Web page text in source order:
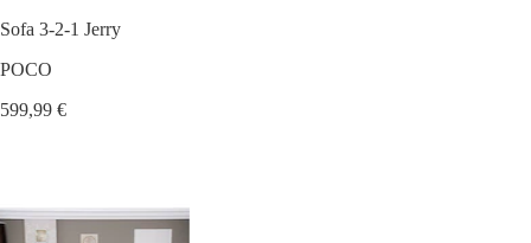
Sofa 3-2-1 Jerry
POCO
599,99 €